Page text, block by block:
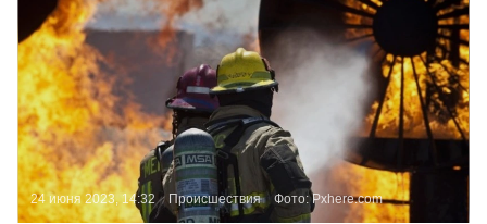
24 июня 2023, 14:32 Происшествия Фото:Pxhere.com